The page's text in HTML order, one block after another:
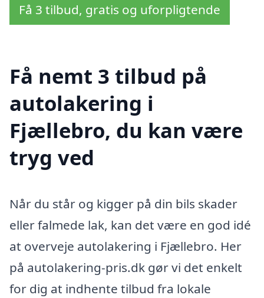
Få 3 tilbud, gratis og uforpligtende
Få nemt 3 tilbud på
autolakering i
Fjællebro, du kan være
tryg ved
Når du står og kigger på din bils skader
eller falmede lak, kan det være en god idé
at overveje autolakering i Fjællebro. Her
på autolakering-pris.dk gør vi det enkelt
for dig at indhente tilbud fra lokale